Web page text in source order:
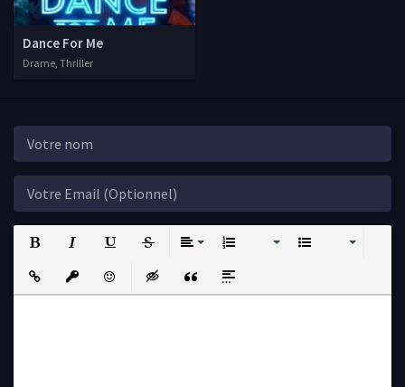
Dance For Me
Drame, Thriller
Strikethrough
Insert LinkInsert protected link
EmoticonsInsert hidden text
Insert QuoteInsert spoiler